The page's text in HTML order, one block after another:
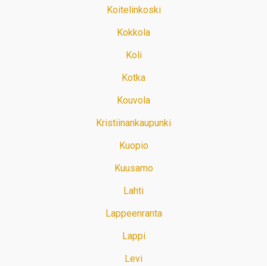
Koitelinkoski
Kokkola
Koli
Kotka
Kouvola
Kristiinankaupunki
Kuopio
Kuusamo
Lahti
Lappeenranta
Lappi
Levi